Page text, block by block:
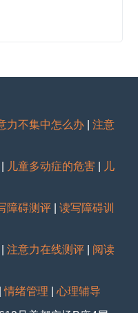
力不集中怎么办 |注意
儿童多动症的危害
儿
障碍测评 |读写障碍训
|注意力在线测评
阅读
|情绪管理 |心理辅导